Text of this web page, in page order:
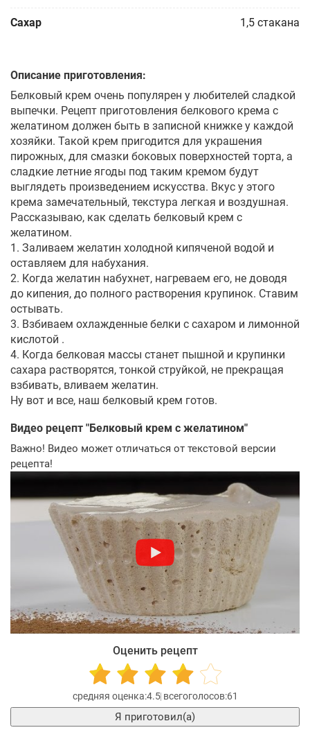
Сахар 1,5 стакана
Описание приготовления:
Белковый крем очень популярен у любителей сладкой
выпечки. Рецепт приготовления белкового крема с
желатином должен быть в записной книжке у каждой
хозяйки. Такой крем пригодится для украшения
пирожных, для смазки боковых поверхностей торта, а
сладкие летние ягоды под таким кремом будут
выглядеть произведением искусства. Вкус у этого
крема замечательный, текстура легкая и воздушная.
Рассказываю, как сделать белковый крем с
желатином.
1. Заливаем желатин холодной кипяченой водой и
оставляем для набухания.
2. Когда желатин набухнет, нагреваем его, не доводя
до кипения, до полного растворения крупинок. Ставим
остывать.
3. Взбиваем охлажденные белки с сахаром и лимонной
кислотой .
4. Когда белковая массы станет пышной и крупинки
сахара растворятся, тонкой струйкой, не прекращая
взбивать, вливаем желатин.
Ну вот и все, наш белковый крем готов.
Видео рецепт "Белковый крем с желатином"
Важно! Видео может отличаться от текстовой версии
рецепта!
Оценить рецепт
4.5 61
Я приготовил(а)